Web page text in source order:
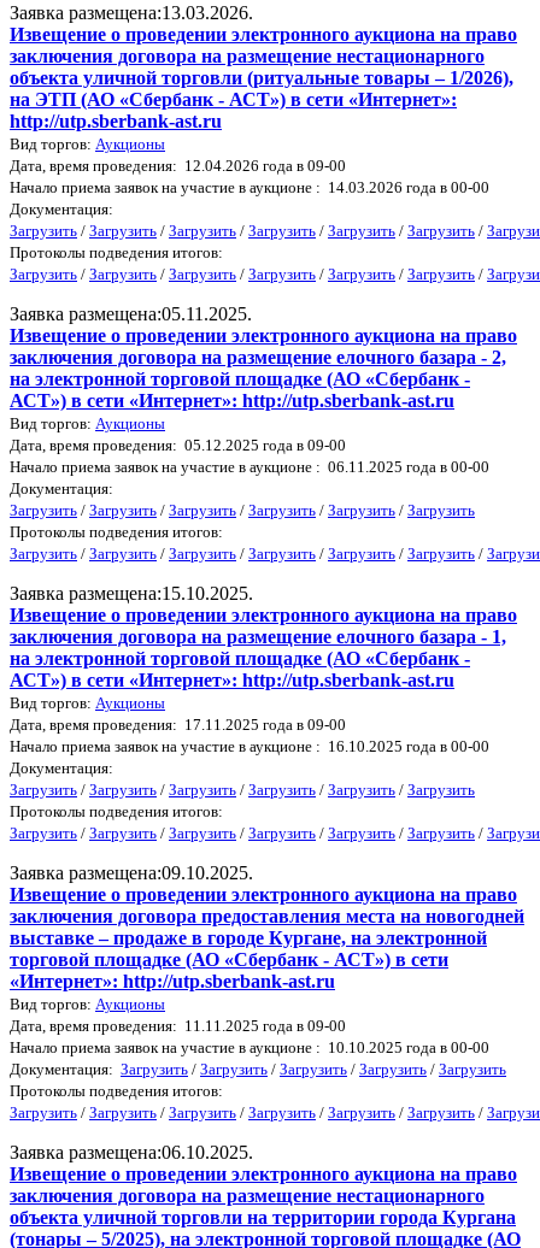
Заявка размещена:13.03.2026.
Извещение о проведении электронного аукциона на право
заключения договора на размещение нестационарного
объекта уличной торговли (ритуальные товары – 1/2026),
на ЭТП (АО «Сбербанк - АСТ») в сети «Интернет»:
http://utp.sberbank-ast.ru
Вид торгов: Аукционы
Дата, время проведения: 12.04.2026 года в 09-00
Начало приема заявок на участие в аукционе : 14.03.2026 года в 00-00
Документация:
Загрузить / Загрузить / Загрузить / Загрузить / Загрузить / Загрузить /
Протоколы подведения итогов:
Загрузить / Загрузить / Загрузить / Загрузить / Загрузить / Загрузить /
Заявка размещена:05.11.2025.
Извещение о проведении электронного аукциона на право
заключения договора на размещение елочного базара - 2,
на электронной торговой площадке (АО «Сбербанк -
АСТ») в сети «Интернет»: http://utp.sberbank-ast.ru
Вид торгов: Аукционы
Дата, время проведения: 05.12.2025 года в 09-00
Начало приема заявок на участие в аукционе : 06.11.2025 года в 00-00
Документация:
Загрузить / Загрузить / Загрузить / Загрузить / Загрузить / Загрузить
Протоколы подведения итогов:
Загрузить / Загрузить / Загрузить / Загрузить / Загрузить / Загрузить /
Заявка размещена:15.10.2025.
Извещение о проведении электронного аукциона на право
заключения договора на размещение елочного базара - 1,
на электронной торговой площадке (АО «Сбербанк -
АСТ») в сети «Интернет»: http://utp.sberbank-ast.ru
Вид торгов: Аукционы
Дата, время проведения: 17.11.2025 года в 09-00
Начало приема заявок на участие в аукционе : 16.10.2025 года в 00-00
Документация:
Загрузить / Загрузить / Загрузить / Загрузить / Загрузить / Загрузить
Протоколы подведения итогов:
Загрузить / Загрузить / Загрузить / Загрузить / Загрузить / Загрузить /
Заявка размещена:09.10.2025.
Извещение о проведении электронного аукциона на право
заключения договора предоставления места на новогодней
выставке – продаже в городе Кургане, на электронной
торговой площадке (АО «Сбербанк - АСТ») в сети
«Интернет»: http://utp.sberbank-ast.ru
Вид торгов: Аукционы
Дата, время проведения: 11.11.2025 года в 09-00
Начало приема заявок на участие в аукционе : 10.10.2025 года в 00-00
Документация: Загрузить / Загрузить / Загрузить / Загрузить / Загрузить
Протоколы подведения итогов:
Загрузить / Загрузить / Загрузить / Загрузить / Загрузить / Загрузить /
Заявка размещена:06.10.2025.
Извещение о проведении электронного аукциона на право
заключения договора на размещение нестационарного
объекта уличной торговли на территории города Кургана
(тонары – 5/2025), на электронной торговой площадке (АО